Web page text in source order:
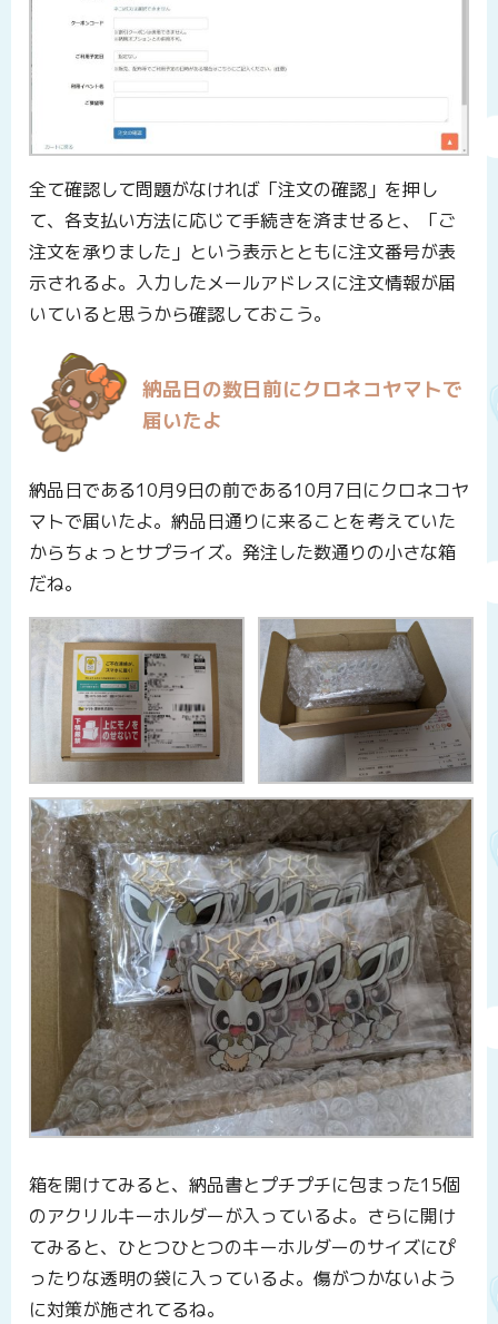
全て確認して問題がなければ「注文の確認」を押し
て、各支払い方法に応じて手続きを済ませると、「ご
注文を承りました」という表示とともに注文番号が表
示されるよ。入力したメールアドレスに注文情報が届
いていると思うから確認しておこう。
納品日の数日前にクロネコヤマトで
届いたよ
納品日である10月9日の前である10月7日にクロネコヤ
マトで届いたよ。納品日通りに来ることを考えていた
からちょっとサプライズ。発注した数通りの小さな箱
だね。
箱を開けてみると、納品書とプチプチに包まった15個
のアクリルキーホルダーが入っているよ。さらに開け
てみると、ひとつひとつのキーホルダーのサイズにぴ
ったりな透明の袋に入っているよ。傷がつかないよう
に対策が施されてるね。